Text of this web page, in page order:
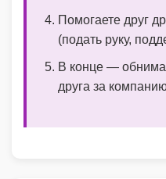
Помогаете друг
(подать руку,
В конце —
друга за